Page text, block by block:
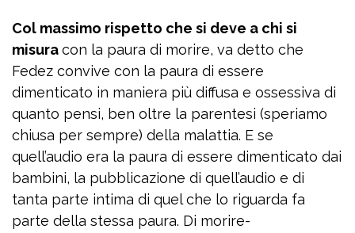
Col massimo rispetto che si deve a chi si
misuracon la paura di morire, va detto che
Fedez convive con la paura di essere
dimenticato in maniera più diffusa e ossessiva di
quanto pensi, ben oltre la parentesi (speriamo
chiusa per sempre) della malattia. E se
quell’audio era la paura di essere dimenticato dai
bambini, la pubblicazione di quell’audio e di
tanta parte intima di quel che lo riguarda fa
parte della stessa paura. Di morire-